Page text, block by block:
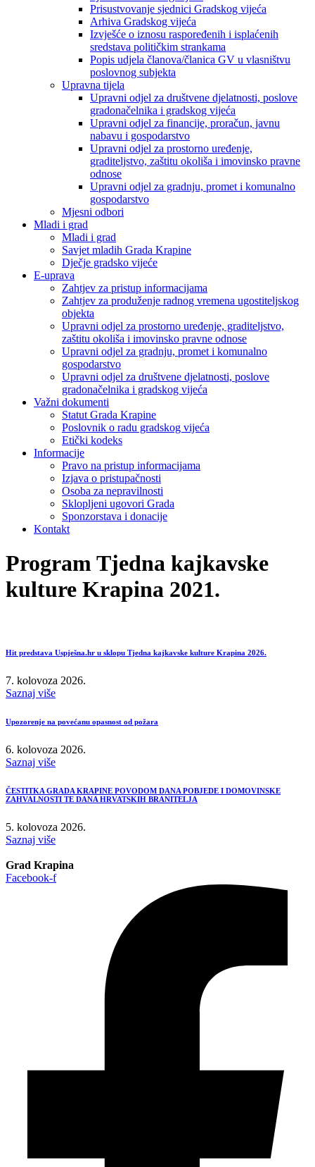
Prisustvovanje sjednici Gradskog vijeća
Arhiva Gradskog vijeća
Izvješće o iznosu raspoređenih i isplaćenih
sredstava političkim strankama
Popis udjela članova/članica GV u vlasništvu
poslovnog subjekta
Upravna tijela
Upravni odjel za društvene djelatnosti, poslove
gradonačelnika i gradskog vijeća
Upravni odjel za financije, proračun, javnu
nabavu i gospodarstvo
Upravni odjel za prostorno uređenje,
graditeljstvo, zaštitu okoliša i imovinsko pravne
odnose
Upravni odjel za gradnju, promet i komunalno
gospodarstvo
Mjesni odbori
Mladi i grad
Mladi i grad
Savjet mladih Grada Krapine
Dječje gradsko vijeće
E-uprava
Zahtjev za pristup informacijama
Zahtjev za produženje radnog vremena ugostiteljskog
objekta
Upravni odjel za prostorno uređenje, graditeljstvo,
zaštitu okoliša i imovinsko pravne odnose
Upravni odjel za gradnju, promet i komunalno
gospodarstvo
Upravni odjel za društvene djelatnosti, poslove
gradonačelnika i gradskog vijeća
Važni dokumenti
Statut Grada Krapine
Poslovnik o radu gradskog vijeća
Etički kodeks
Informacije
Pravo na pristup informacijama
Izjava o pristupačnosti
Osoba za nepravilnosti
Sklopljeni ugovori Grada
Sponzorstava i donacije
Kontakt
Program Tjedna kajkavske
kulture Krapina 2021.
Hit predstava Uspješna.hr u sklopu Tjedna kajkavske kulture Krapina 2026.
7. kolovoza 2026.
Saznaj više
Upozorenje na povećanu opasnost od požara
6. kolovoza 2026.
Saznaj više
ČESTITKA GRADA KRAPINE POVODOM DANA POBJEDE I DOMOVINSKE
ZAHVALNOSTI TE DANA HRVATSKIH BRANITELJA
5. kolovoza 2026.
Saznaj više
Grad Krapina
Facebook-f